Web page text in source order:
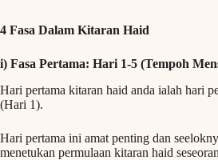
4 Fasa Dalam Kitaran Haid
i) Fasa Pertama: Hari 1-5 (Tempoh
Hari pertama kitaran haid anda ialah hari
(Hari 1).
Hari pertama ini amat penting dan
menetukan permulaan kitaran haid